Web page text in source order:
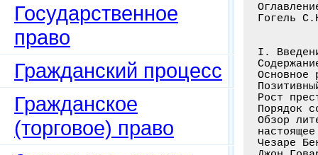
Государственное
право
Гражданский процесс
Гражданское
(торговое) право
Гогель
I.
Рост
Порядок
Обзор